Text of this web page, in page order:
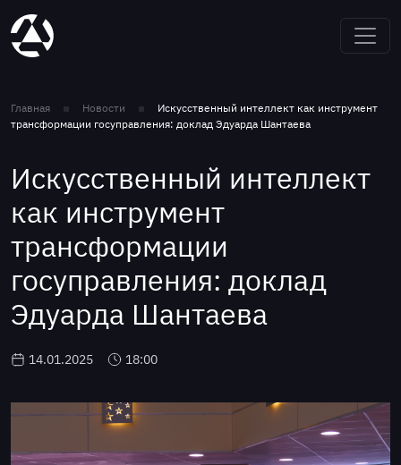
Главная Новости
Искусственный интеллект как инструмент
трансформации госуправления: доклад Эдуарда Шантаева
Искусственный интеллект
как инструмент
трансформации
госуправления: доклад
Эдуарда Шантаева
14.01.2025 18:00